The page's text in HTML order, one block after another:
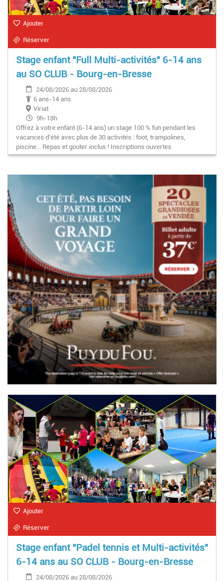
Ajouter
Réserver
Stage enfant "Full Multi-activités" 6-14 ans
au SO CLUB - Bourg-en-Bresse
24/08/2026 au 28/08/2026
6 ans-14 ans
Viriat
9h-18h
Offrez à votre enfant (6-14 ans) un stage 100 % fun pendant les
vacances d'été avec plus de 30 activités : foot, trampolines,
piscine... Repas et gouter inclus ! Inscriptions ouvertes
Ajouter
Réserver
Stage enfant "Padel tennis et Multi-activités"
6-14 ans au SO CLUB - Bourg-en-Bresse
24/08/2026 au 28/08/2026